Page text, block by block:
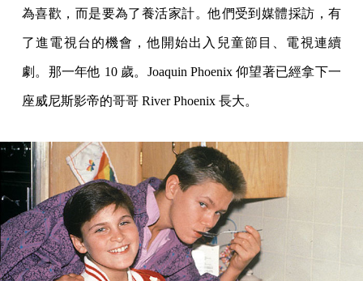
為喜歡，而是要為了養活家計。他們受到媒體採訪，有
了進電視台的機會，他開始出入兒童節目、電視連續
劇。那一年他 10 歲。Joaquin Phoenix 仰望著已經拿下一
座威尼斯影帝的哥哥 River Phoenix 長大。